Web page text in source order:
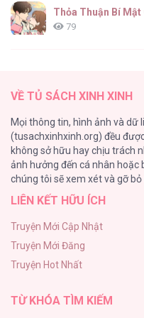
Thỏa Thuận Bí Mật
79
51
Bí Mật Thanh Xuân
51
Ảo Mộng tình yêu
Con Tim Rung Động
47
VỀ TỦ SÁCH XINH XINH
Mọi thông tin, hình ảnh và dữ
(tusachxinhxinh.org) đều
không sở hữu hay chịu trách
ảnh hưởng đến cá nhân hoặc
chúng tôi sẽ xem xét và gỡ
LIÊN KẾT HỮU ÍCH
Truyện Mới Cập Nhật
Truyện Mới Đăng
Truyện Hot Nhất
TỪ KHÓA TÌM KIẾM